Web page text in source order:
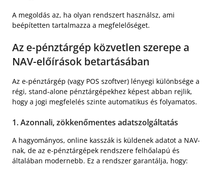
A megoldás az, ha olyan rendszert használsz, ami
beépítetten tartalmazza a megfelelőséget.
Az e-pénztárgép közvetlen szerepe a
NAV-előírások betartásában
Az e-pénztárgép (vagy POS szoftver) lényegi különbsége a
régi, stand-alone pénztárgépekhez képest abban rejlik,
hogy a jogi megfelelés szinte automatikus és folyamatos.
1. Azonnali, zökkenőmentes adatszolgáltatás
A hagyományos, online kasszák is küldenek adatot a NAV-
nak, de az e-pénztárgépek rendszere felhőalapú és
általában modernebb. Ez a rendszer garantálja, hogy: